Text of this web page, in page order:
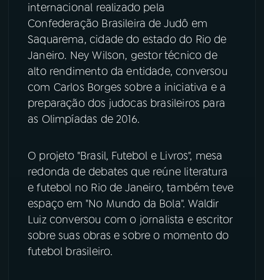
PODCASTS
06VIDEOCASTS
ACOMPANHE A RÁDIO NACIONAL
Facebook
TikTok
internacional realizado pela
Confederação Brasileira de Judô em
Saquarema, cidade do estado do Rio de
Janeiro. Ney Wilson, gestor técnico de
alto rendimento da entidade, conversou
com Carlos Borges sobre a iniciativa e a
preparação dos judocas brasileiros para
as Olimpíadas de 2016.
O projeto "Brasil, Futebol e Livros", mesa
redonda de debates que reúne literatura
e futebol no Rio de Janeiro, também teve
espaço em "No Mundo da Bola". Waldir
Luiz conversou com o jornalista e escritor
sobre suas obras e sobre o momento do
futebol brasileiro.